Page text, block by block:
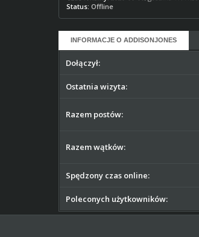
Status: Offline
INFORMACJE O ADDISONJONES
Dołączył:
Ostatnia wizyta:
Razem postów:
Razem wątków:
Spędzony czas online:
Poleconych użytkowników: